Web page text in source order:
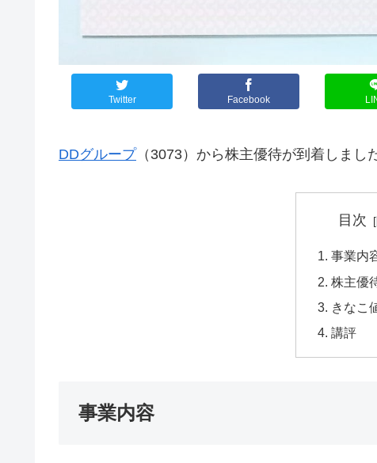
Twitter Facebook
DDグループ（3073）から株主優待が到着しました
目次
事業内
株主優
きなこ
講評
事業内容